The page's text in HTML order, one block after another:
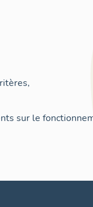
sur le